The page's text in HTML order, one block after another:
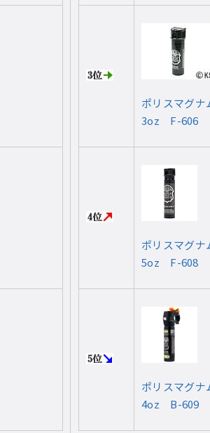
ポリスマグナ
3oz F-606
ポリスマグナ
5oz F-608
ポリスマグナ
4oz B-609